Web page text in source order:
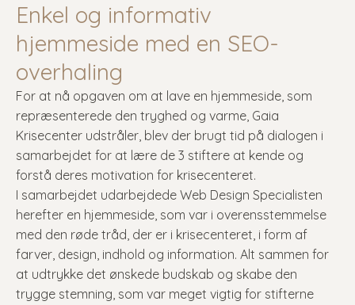
Enkel og informativ
hjemmeside med en SEO-
overhaling
For at nå opgaven om at lave en hjemmeside, som
repræsenterede den tryghed og varme, Gaia
Krisecenter udstråler, blev der brugt tid på dialogen i
samarbejdet for at lære de 3 stiftere at kende og
forstå deres motivation for krisecenteret.
I samarbejdet udarbejdede Web Design Specialisten
herefter en hjemmeside, som var i overensstemmelse
med den røde tråd, der er i krisecenteret, i form af
farver, design, indhold og information. Alt sammen for
at udtrykke det ønskede budskab og skabe den
trygge stemning, som var meget vigtig for stifterne